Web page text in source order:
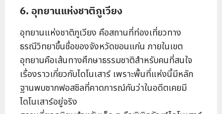
6. อุทยานแห่งชาติภูเวียง
อุทยานแห่งชาติภูเวียง คือสถานที่ท่องเที่ยวทาง
ธรณีวิทยาขึ้นชื่อของจังหวัดขอนแก่น ภายในเขต
อุทยานคือเส้นทางศึกษาธรรมชาติสำหรับคนที่สนใจ
เรื่องราวเกี่ยวกับไดโนเสาร์ เพราะพื้นที่แห่งนี้มีหลัก
ฐานพบซากฟอสซิลที่คาดการณ์กันว่าในอดีตเคยมี
ไดโนเสาร์อยู่จริง